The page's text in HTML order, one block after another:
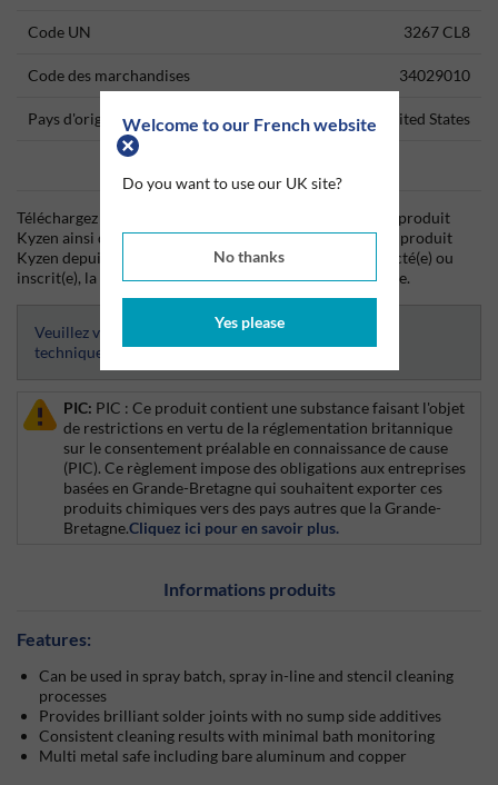
Welcome to our French website
Do you want to use our UK site?
No thanks
Yes please
Code UN 3267 CL8
Code des marchandises 34029010
Pays d'origine United States
Téléchargez dès aujourd'hui la fiche technique (TDS) du produit
Kyzen ainsi que la fiche de données de sécurité (SDS) du produit
Kyzen depuis Silmid. Une fois que vous vous êtes connecté(e) ou
inscrit(e), la fiche technique sera visible et téléchargeable.
Veuillez vous connecter afin d’avoir accès aux fiches
techniques
PIC: PIC : Ce produit contient une substance faisant l'objet
de restrictions en vertu de la réglementation britannique
sur le consentement préalable en connaissance de cause
(PIC). Ce règlement impose des obligations aux entreprises
basées en Grande-Bretagne qui souhaitent exporter ces
produits chimiques vers des pays autres que la Grande-
Bretagne.Cliquez ici pour en savoir plus.
Informations produits
Features:
Can be used in spray batch, spray in-line and stencil cleaning
processes
Provides brilliant solder joints with no sump side additives
Consistent cleaning results with minimal bath monitoring
Multi metal safe including bare aluminum and copper